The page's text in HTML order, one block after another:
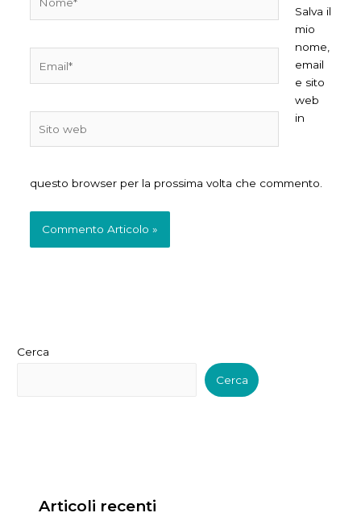
web
Salva il
mio
nome,
email
e sito
web
in
questo browser per la prossima volta che commento.
Cerca
Cerca
Articoli recenti